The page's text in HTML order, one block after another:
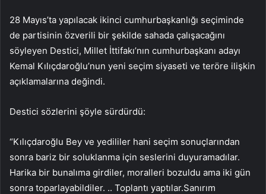
28 Mayıs’ta yapılacak ikinci cumhurbaşkanlığı seçiminde
de partisinin özverili bir şekilde sahada çalışacağını
söyleyen Destici, Millet İttifakı’nın cumhurbaşkanı adayı
Kemal Kılıçdaroğlu’nun yeni seçim siyaseti ve teröre ilişkin
açıklamalarına değindi.
Destici sözlerini şöyle sürdürdü:
“Kılıçdaroğlu Bey ve yedililer hani seçim sonuçlarından
sonra bariz bir soluklanma için seslerini duyuramadılar.
Harika bir bunalıma girdiler, moralleri bozuldu ama iki gün
sonra toparlayabildiler. .. Toplantı yaptılar.Sanırım